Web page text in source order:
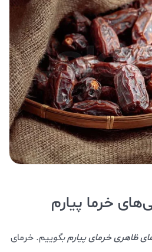
خرما پیارم
ظاهری خرمای پیارمبگوییم. خرمای